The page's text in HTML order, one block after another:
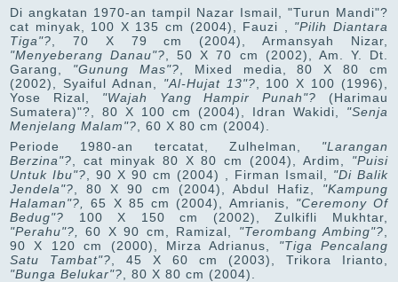
Di angkatan 1970-an tampil Nazar Ismail, "Turun Mandi"?
cat minyak, 100 X 135 cm (2004), Fauzi , "Pilih Diantara
Tiga"? , 70 X 79 cm (2004), Armansyah Nizar,
"Menyeberang Danau"? , 50 X 70 cm (2002), Am. Y. Dt.
Garang, "Gunung Mas"? , Mixed media, 80 X 80 cm
(2002), Syaiful Adnan, "Al-Hujat 13"? , 100 X 100 (1996),
Yose Rizal, "Wajah Yang Hampir Punah"? (Harimau
Sumatera)"?, 80 X 100 cm (2004), Idran Wakidi, "Senja
Menjelang Malam"? , 60 X 80 cm (2004).
Periode 1980-an tercatat, Zulhelman, "Larangan
Berzina"? , cat minyak 80 X 80 cm (2004), Ardim, "Puisi
Untuk Ibu"? , 90 X 90 cm (2004) , Firman Ismail, "Di Balik
Jendela"? , 80 X 90 cm (2004), Abdul Hafiz, "Kampung
Halaman"?,
65 X 85 cm (2004), Amrianis, "Ceremony Of
Bedug"? 100 X 150 cm (2002), Zulkifli Mukhtar,
"Perahu"?,
60 X 90 cm, Ramizal, "Terombang Ambing"?
90 X 120 cm (2000), Mirza Adrianus, "Tiga Pencalang
Satu Tambat"? , 45 X 60 cm (2003), Trikora Irianto,
"Bunga Belukar"? , 80 X 80 cm (2004).